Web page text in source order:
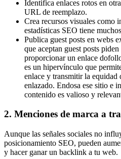
Identifica enlaces rotos en
URL de reemplazo.
Crea recursos visuales como
estadísticas SEO tiene
Publica guest posts en webs
que aceptan guest posts
proporcionar un enlace
es un hipervínculo que
enlace y transmitir la
enlazado. Endosa ese sitio e
contenido es valioso y
2. Menciones de marca a
Aunque las señales sociales no
posicionamiento SEO, pueden
y hacer ganar un backlink a tu web.